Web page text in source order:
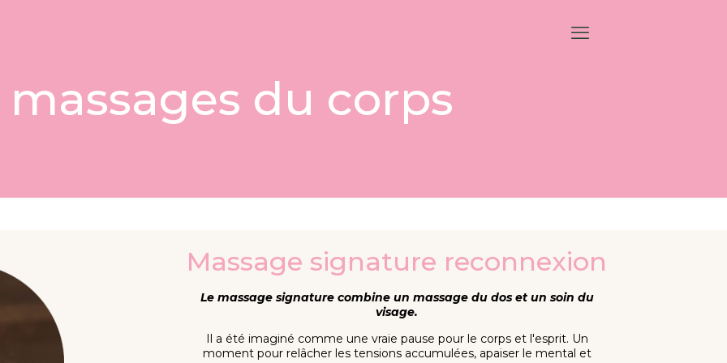
massages du corps
Massage signature reconnexion
Le massage signature combine un massage du dos et un soin du
visage.
Il a été imaginé comme une vraie pause pour le corps et l'esprit. Un
moment pour relâcher les tensions accumulées, apaiser le mental et